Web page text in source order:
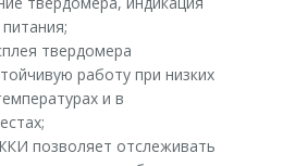
твердомера
работу при низких
и в
позволяет отслеживать